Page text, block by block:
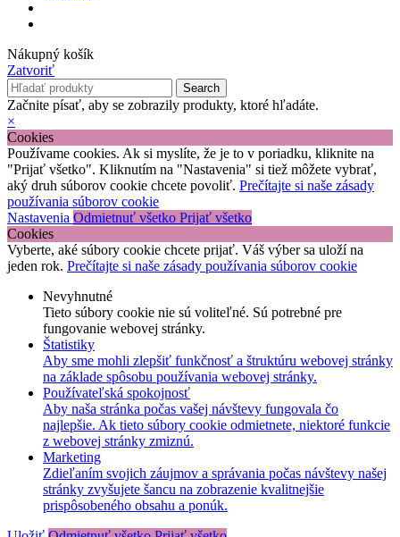
Nákupný košík
Zatvoriť
Search
Začnite písať, aby se zobrazily produkty, ktoré hľadáte.
×
Cookies
Používame cookies. Ak si myslíte, že je to v poriadku, kliknite na
"Prijať všetko". Kliknutím na "Nastavenia" si tiež môžete vybrať,
aký druh súborov cookie chcete povoliť. Prečítajte si naše zásady
používania súborov cookie
Nastavenia Odmietnuť všetko Prijať všetko
Cookies
Vyberte, aké súbory cookie chcete prijať. Váš výber sa uloží na
jeden rok. Prečítajte si naše zásady používania súborov cookie
Nevyhnutné
Tieto súbory cookie nie sú voliteľné. Sú potrebné pre
fungovanie webovej stránky.
Štatistiky
Aby sme mohli zlepšiť funkčnosť a štruktúru webovej stránky
na základe spôsobu používania webovej stránky.
Používateľská spokojnosť
Aby naša stránka počas vašej návštevy fungovala čo
najlepšie. Ak tieto súbory cookie odmietnete, niektoré funkcie
z webovej stránky zmiznú.
Marketing
Zdieľaním svojich záujmov a správania počas návštevy našej
stránky zvyšujete šancu na zobrazenie kvalitnejšie
prispôsobeného obsahu a ponúk.